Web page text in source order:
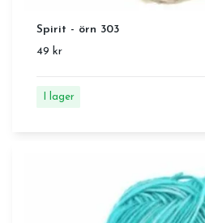
Spirit - örn 303
49 kr
I lager